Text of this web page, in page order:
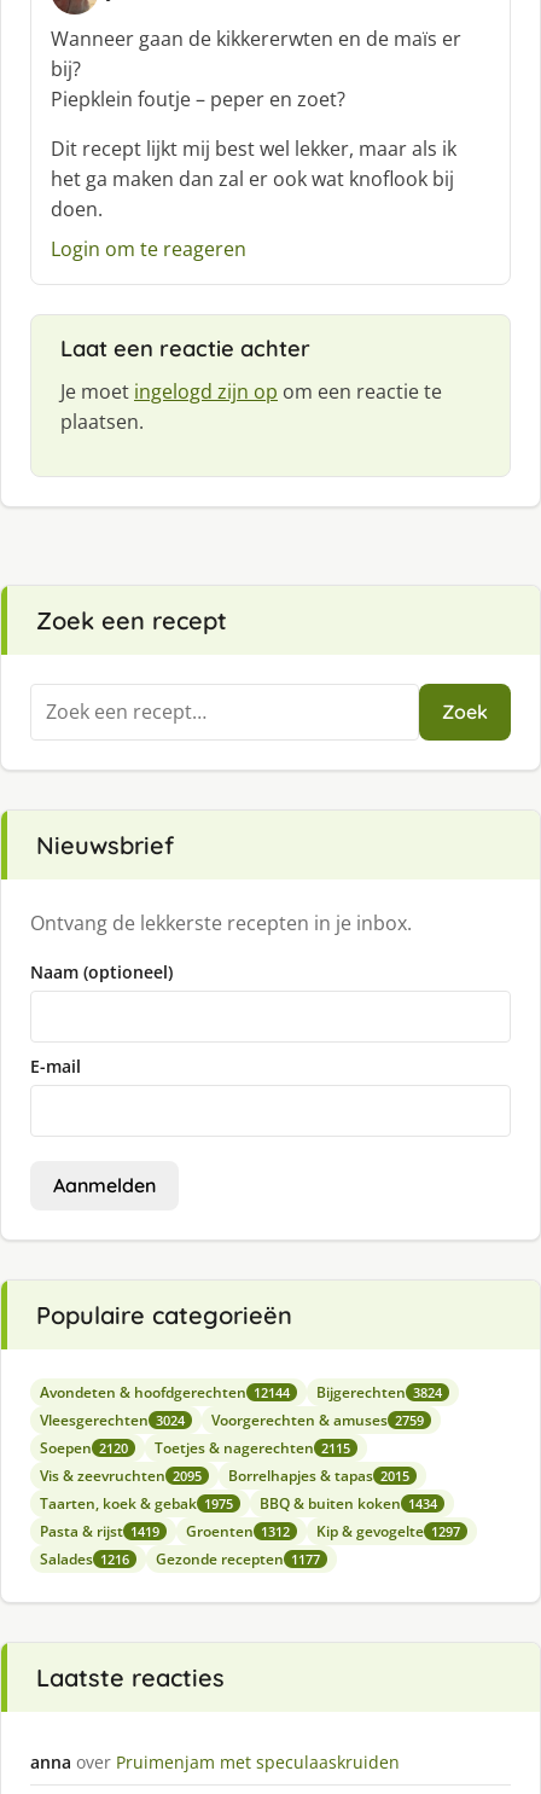
c
h
r
e
f
:
Wanneer gaan de kikkererwten en de maïs er
bij?
Piepklein foutje – peper en zoet?
Dit recept lijkt mij best wel lekker, maar als ik
het ga maken dan zal er ook wat knoflook bij
doen.
Login om te reageren
Laat een reactie achter
Je moet ingelogd zijn op om een reactie te
plaatsen.
Zoek een recept
Zoeken
naar:
Zoek
Nieuwsbrief
Ontvang de lekkerste recepten in je inbox.
Naam (optioneel)
E-mail
Aanmelden
Populaire categorieën
Avondeten & hoofdgerechten 12144 Bijgerechten 3824
Vleesgerechten 3024 Voorgerechten & amuses 2759
Soepen 2120 Toetjes & nagerechten 2115
Vis & zeevruchten 2095 Borrelhapjes & tapas 2015
Taarten, koek & gebak 1975 BBQ & buiten koken 1434
Pasta & rijst 1419 Groenten 1312 Kip & gevogelte 1297
Salades 1216 Gezonde recepten 1177
Laatste reacties
anna over Pruimenjam met speculaaskruiden